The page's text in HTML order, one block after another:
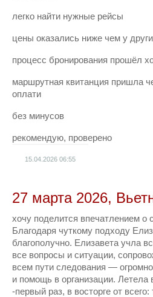
легко найти нужные рейсы
цены оказались ниже чем у
процесс бронирования прошёл
маршрутная квитанция пришла
оплати
без минусов
рекомендую, проверено
15.04.2026 06:55
27 марта 2026,
хочу поделится впечатлением о
Благодаря чуткому подходу
благополучно. Елизавета учла
все вопросы и ситуации,
всем пути следования —
и помощь в организации. Летела
-первый раз, в восторге от